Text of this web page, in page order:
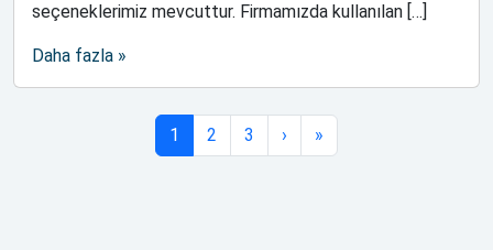
seçeneklerimiz mevcuttur. Firmamızda kullanılan […]
Daha fazla »
Geçerli Sayfa
1 Sayfa
2 Sayfa
3 › »